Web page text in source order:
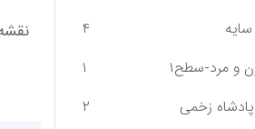
۴
و مرد-سطح۱
۱
زخمی
۲